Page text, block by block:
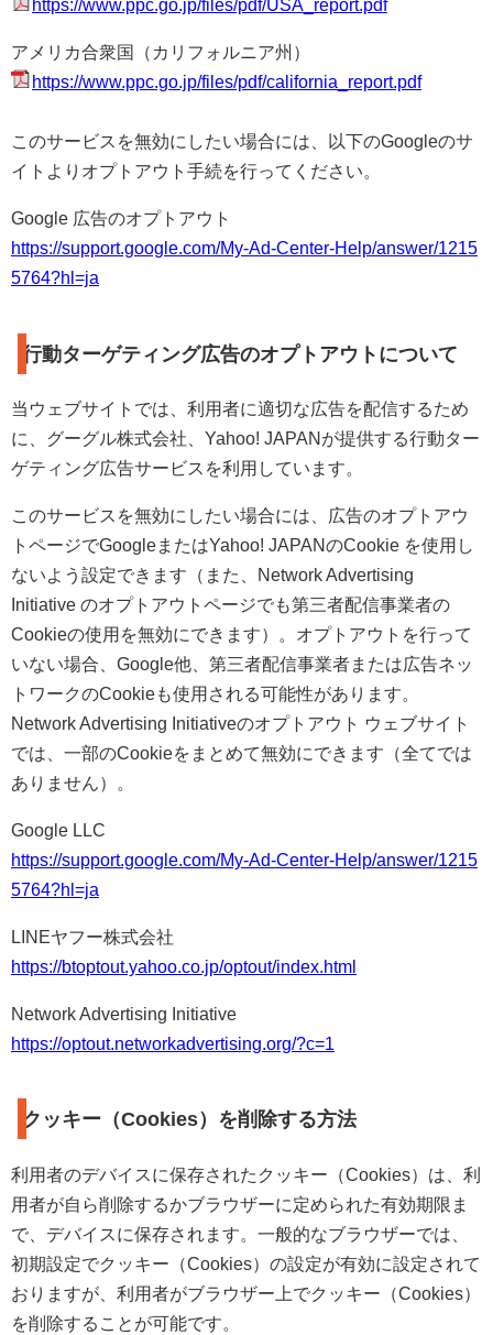
https://www.ppc.go.jp/files/pdf/USA_report.pdf
アメリカ合衆国（カリフォルニア州）
https://www.ppc.go.jp/files/pdf/california_report.pdf
このサービスを無効にしたい場合には、以下のGoogleのサ
イトよりオプトアウト手続を行ってください。
Google 広告のオプトアウト
https://support.google.com/My-Ad-Center-Help/answer/1215
5764?hl=ja
行動ターゲティング広告のオプトアウトについて
当ウェブサイトでは、利用者に適切な広告を配信するため
に、グーグル株式会社、Yahoo! JAPANが提供する行動ター
ゲティング広告サービスを利用しています。
このサービスを無効にしたい場合には、広告のオプトアウ
トページでGoogleまたはYahoo! JAPANのCookie を使用し
ないよう設定できます（また、Network Advertising
Initiative のオプトアウトページでも第三者配信事業者の
Cookieの使用を無効にできます）。オプトアウトを行って
いない場合、Google他、第三者配信事業者または広告ネッ
トワークのCookieも使用される可能性があります。
Network Advertising Initiativeのオプトアウト ウェブサイト
では、一部のCookieをまとめて無効にできます（全てでは
ありません）。
Google LLC
https://support.google.com/My-Ad-Center-Help/answer/1215
5764?hl=ja
LINEヤフー株式会社
https://btoptout.yahoo.co.jp/optout/index.html
Network Advertising Initiative
https://optout.networkadvertising.org/?c=1
クッキー（Cookies）を削除する方法
利用者のデバイスに保存されたクッキー（Cookies）は、利
用者が自ら削除するかブラウザーに定められた有効期限ま
で、デバイスに保存されます。一般的なブラウザーでは、
初期設定でクッキー（Cookies）の設定が有効に設定されて
おりますが、利用者がブラウザー上でクッキー（Cookies）
を削除することが可能です。